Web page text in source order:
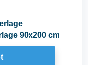
90x200 cm